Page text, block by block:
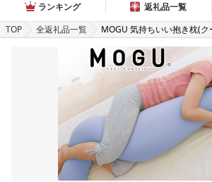
ランキング
返礼品一覧
TOP
全返礼品一覧
MOGU 気持ちいい抱き枕(
モグ 可愛い おしゃれ だき
ティー 大きい ロング 洗える
い 長い プレゼント ギフト 男
人気 もちもち 横向き